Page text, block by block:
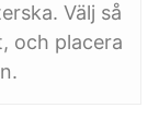
Välj så
och placera